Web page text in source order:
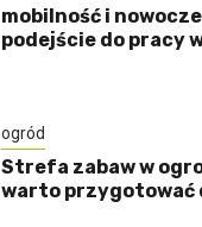
mobilność i
podejście do pracy
ogród
Strefa zabaw w
warto przygotować